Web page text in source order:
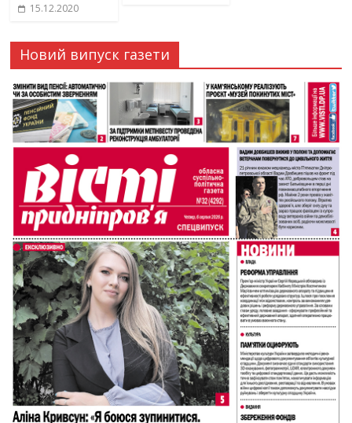
15.12.2020
Новий випуск газети